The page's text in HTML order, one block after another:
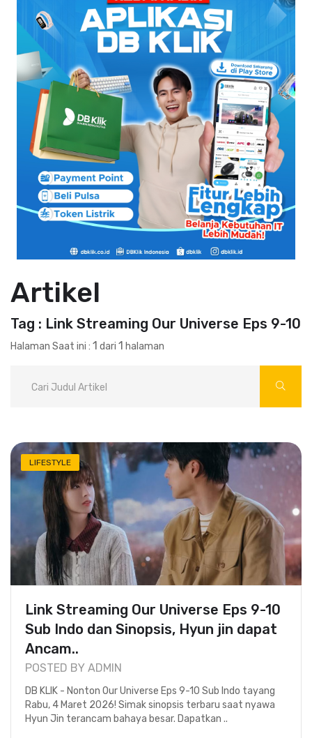
Artikel
Tag : Link Streaming Our Universe Eps 9-10
Halaman Saat ini : 1 dari 1 halaman
LIFESTYLE
Link Streaming Our Universe Eps 9-10
Sub Indo dan Sinopsis, Hyun jin dapat
Ancam..
POSTED BY ADMIN
DB KLIK - Nonton Our Universe Eps 9-10 Sub Indo tayang
Rabu, 4 Maret 2026! Simak sinopsis terbaru saat nyawa
Hyun Jin terancam bahaya besar. Dapatkan ..